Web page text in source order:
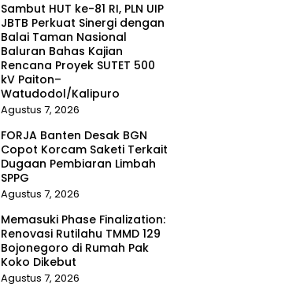
Sambut HUT ke-81 RI, PLN UIP
JBTB Perkuat Sinergi dengan
Balai Taman Nasional
Baluran Bahas Kajian
Rencana Proyek SUTET 500
kV Paiton–
Watudodol/Kalipuro
Agustus 7, 2026
FORJA Banten Desak BGN
Copot Korcam Saketi Terkait
Dugaan Pembiaran Limbah
SPPG
Agustus 7, 2026
Memasuki Phase Finalization:
Renovasi Rutilahu TMMD 129
Bojonegoro di Rumah Pak
Koko Dikebut
Agustus 7, 2026